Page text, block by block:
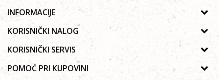
INFORMACIJE
O nama
Galerija
Saradnja
KORISNIČKI NALOG
Uputsvo za registraciju
Zaboravljena lozinka
Moja korpa
KORISNIČKI SERVIS
Politika privatnosti
POMOĆ PRI KUPOVINI